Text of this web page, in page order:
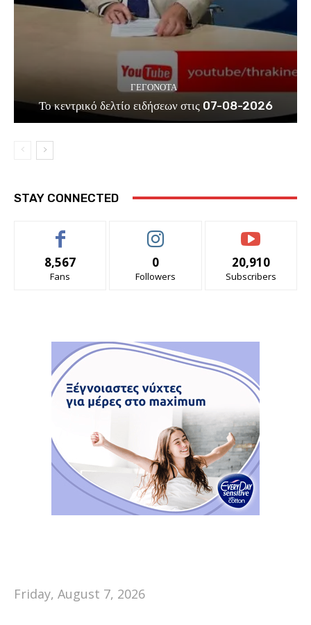
ΓΕΓΟΝΟΤΑ
Το κεντρικό δελτίο ειδήσεων στις 07-08-2026
STAY CONNECTED
8,567
Fans
0
Followers
20,910
Subscribers
Friday, August 7, 2026